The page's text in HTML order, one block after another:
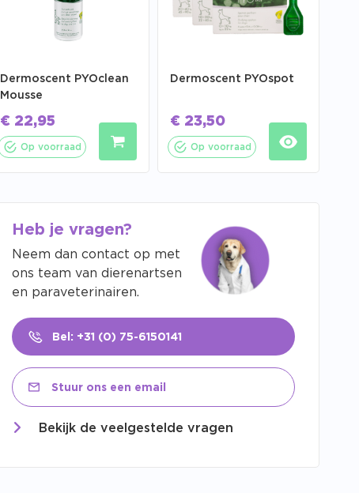
Dermoscent PYOclean
Mousse
€ 22,95
Op voorraad
Dermoscent PYOspot
€ 23,50
Op voorraad
Heb je vragen?
Neem dan contact op met
ons team van dierenartsen
en paraveterinairen.
Bel: +31 (0) 75-6150141
Stuur ons een email
Bekijk de veelgestelde vragen